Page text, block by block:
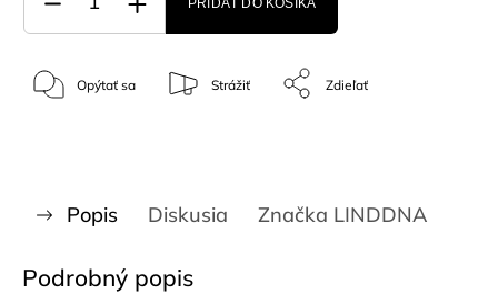
PRIDAŤ DO KOŠÍKA
Opýtať sa Strážiť Zdieľať
Popis Diskusia Značka LINDDNA
Podrobný popis